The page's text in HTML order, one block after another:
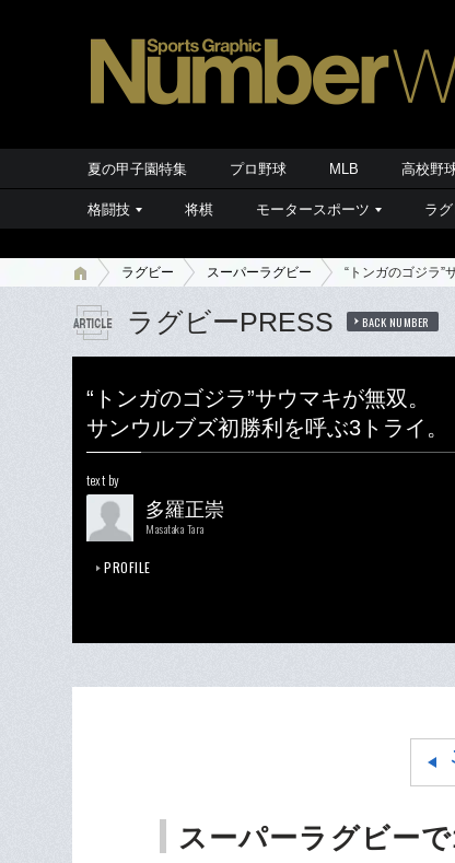
夏の甲子園特集 プロ野球 MLB 高校野
格闘技 将棋 モータースポーツ ラ
ラグビー スーパーラグビー “トンガのゴジラ”
ラグビーPRESS BACK NUMBER
“トンガのゴジラ”サウマキが無双。
サンウルブズ初勝利を呼ぶ3トライ。
text by
多羅正崇
Masataka Tara
PROFILE
スーパーラグビーで